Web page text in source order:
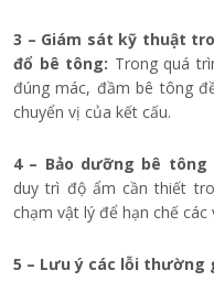
3 – Giám sát kỹ thuật
đổ bê tông: Trong quá
đúng mác, đầm bê tông
chuyển vị của kết cấu.
4 – Bảo dưỡng bê
duy trì độ ẩm cần thiết
chạm vật lý để hạn chế
5 – Lưu ý các lỗi thường